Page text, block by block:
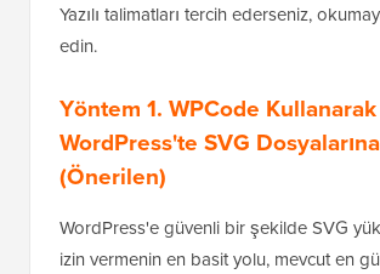
Yazılı talimatları tercih ederseniz,
edin.
Yöntem 1. WPCode Kullanarak
WordPress'te SVG
(Önerilen)
WordPress'e güvenli bir şekilde SVG
izin vermenin en basit yolu, mevcut en